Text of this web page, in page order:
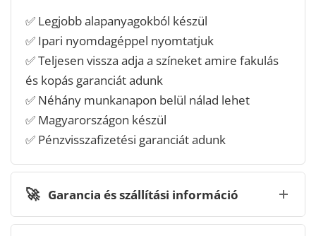
✅ Legjobb alapanyagokból készül
✅ Ipari nyomdagéppel nyomtatjuk
✅ Teljesen vissza adja a színeket amire fakulás
és kopás garanciát adunk
✅ Néhány munkanapon belül nálad lehet
✅ Magyarországon készül
✅ Pénzvisszafizetési garanciát adunk
🚀 Garancia és szállítási információ